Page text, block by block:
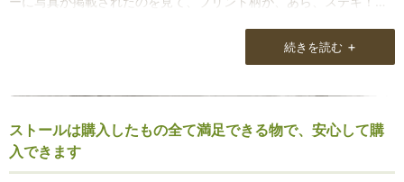
薄くて軽いけれどしっかり保温も出来るウールシルクです。
続きを読む +
ストールは購入したもの全て満足できる物で、安心して購
入できます